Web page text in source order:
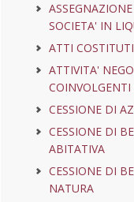
SOCIETA' IN
ATTI
ATTIVITA'
CESSIONE DI
CESSIONE DI
ABITATIVA
CESSIONE DI
NATURA